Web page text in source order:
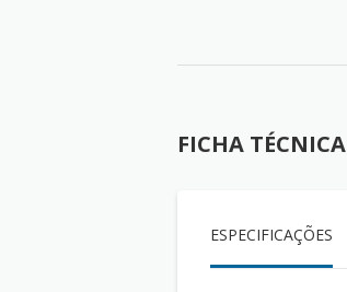
FICHA TÉCNICA
ESPECIFICAÇÕES